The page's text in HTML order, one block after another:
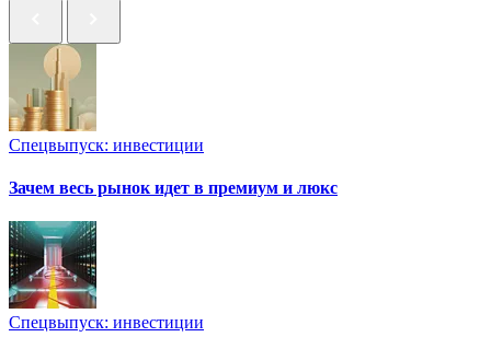
Спецвыпуск: инвестиции
Зачем весь рынок идет в премиум и люкс
Спецвыпуск: инвестиции